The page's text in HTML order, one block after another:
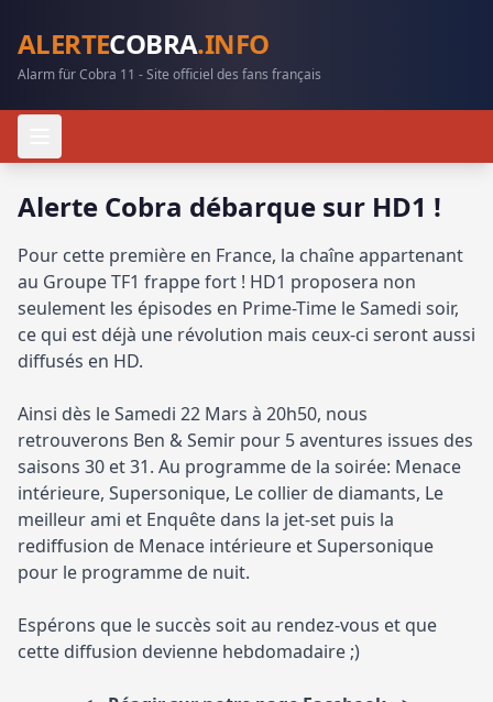
ALERTECOBRA.INFO
Alarm für Cobra 11 - Site officiel des fans français
Alerte Cobra débarque sur HD1 !
Pour cette première en France, la chaîne appartenant
au Groupe TF1 frappe fort ! HD1 proposera non
seulement les épisodes en Prime-Time le Samedi soir,
ce qui est déjà une révolution mais ceux-ci seront aussi
diffusés en HD.
Ainsi dès le Samedi 22 Mars à 20h50, nous
retrouverons Ben & Semir pour 5 aventures issues des
saisons 30 et 31. Au programme de la soirée: Menace
intérieure, Supersonique, Le collier de diamants, Le
meilleur ami et Enquête dans la jet-set puis la
rediffusion de Menace intérieure et Supersonique
pour le programme de nuit.
Espérons que le succès soit au rendez-vous et que
cette diffusion devienne hebdomadaire ;)